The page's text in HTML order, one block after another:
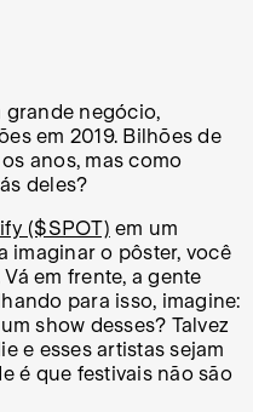
grande negócio,
em 2019. Bilhões de
anos, mas como
deles?
($SPOT) em um
imaginar o pôster, você
Vá em frente, a gente
para isso, imagine:
show desses? Talvez
e esses artistas sejam
é que festivais não são